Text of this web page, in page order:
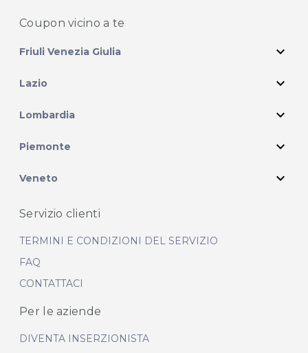
Coupon vicino a te
Friuli Venezia Giulia expand_more
Lazio expand_more
Lombardia expand_more
Piemonte expand_more
Veneto expand_more
Servizio clienti
TERMINI E CONDIZIONI DEL SERVIZIO
FAQ
CONTATTACI
Per le aziende
DIVENTA INSERZIONISTA